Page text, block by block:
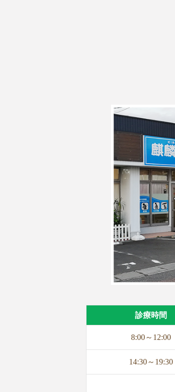
診療時間
8:00～12:00
14:30～19:30